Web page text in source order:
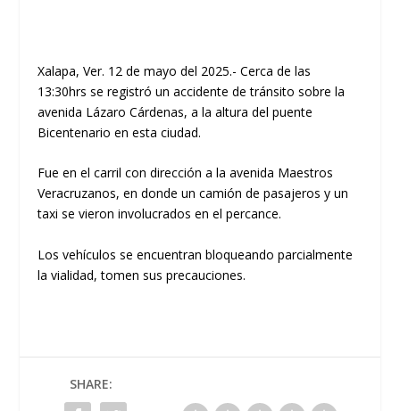
Xalapa, Ver. 12 de mayo del 2025.- Cerca de las
13:30hrs se registró un accidente de tránsito sobre la
avenida Lázaro Cárdenas, a la altura del puente
Bicentenario en esta ciudad.
Fue en el carril con dirección a la avenida Maestros
Veracruzanos, en donde un camión de pasajeros y un
taxi se vieron involucrados en el percance.
Los vehículos se encuentran bloqueando parcialmente
la vialidad, tomen sus precauciones.
SHARE: